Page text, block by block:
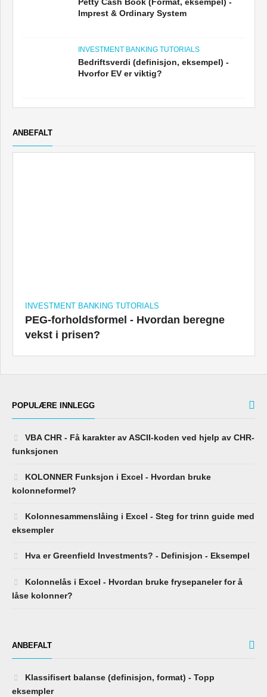
Imprest & Ordinary System
INVESTMENT BANKING TUTORIALS
Bedriftsverdi (definisjon, eksempel) -
Hvorfor EV er viktig?
ANBEFALT
INVESTMENT BANKING TUTORIALS
PEG-forholdsformel - Hvordan beregne
vekst i prisen?
POPULÆRE INNLEGG
VBA CHR - Få karakter av ASCII-koden ved hjelp av CHR-
funksjonen
KOLONNER Funksjon i Excel - Hvordan bruke
kolonneformel?
Kolonnesammenslåing i Excel - Steg for trinn guide med
eksempler
Hva er Greenfield Investments? - Definisjon - Eksempel
Kolonnelås i Excel - Hvordan bruke frysepaneler for å
låse kolonner?
ANBEFALT
Klassifisert balanse (definisjon, format) - Topp
eksempler